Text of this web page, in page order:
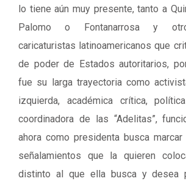
lo tiene aún muy presente, tanto a
Palomo o Fontanarrosa y
caricaturistas latinoamericanos que
de poder de Estados autoritarios,
fue su larga trayectoria como
izquierda, académica crítica,
coordinadora de las “Adelitas”,
ahora como presidenta busca
señalamientos que la quieren
distinto al que ella busca y desea